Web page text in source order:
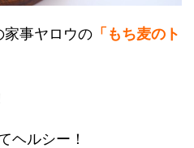
事ヤロウの 「もち麦のト
ヘルシー！